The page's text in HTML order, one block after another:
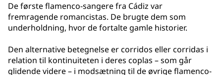
De første flamenco-sangere fra Cádiz var
fremragende romancistas. De brugte dem som
underholdning, hvor de fortalte gamle historier.
Den alternative betegnelse er corridos eller corridas i
relation til kontinuiteten i deres coplas – som går
glidende videre – i modsætning til de øvrige flamenco-